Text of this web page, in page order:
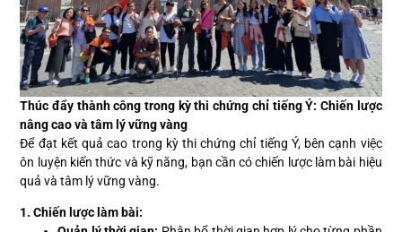
Thúc đẩy thành công trong kỳ thi chứng chỉ tiếng Ý: Chiến lược
nâng cao và tâm lý vững vàng
Để đạt kết quả cao trong kỳ thi chứng chỉ tiếng Ý, bên cạnh việc
ôn luyện kiến thức và kỹ năng, bạn cần có chiến lược làm bài hiệu
quả và tâm lý vững vàng.
1. Chiến lược làm bài: